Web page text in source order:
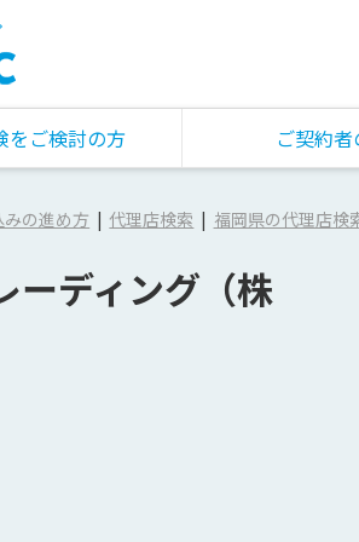
をご検討の方 ご契約
の進め方 代理店検索 福岡県の代理店検
ーディング（株